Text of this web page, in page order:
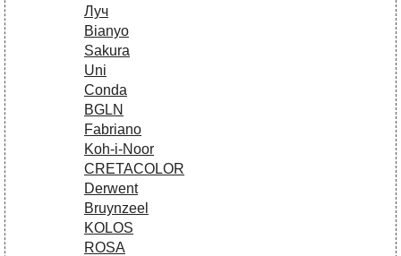
Луч
Bianyo
Sakura
Uni
Conda
BGLN
Fabriano
Koh-i-Noor
CRETACOLOR
Derwent
Bruynzeel
KOLOS
ROSA